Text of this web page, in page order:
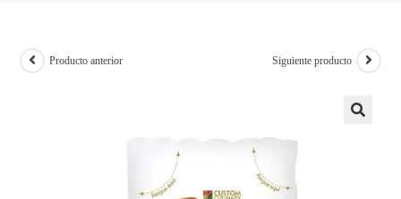
Producto anterior Siguiente producto